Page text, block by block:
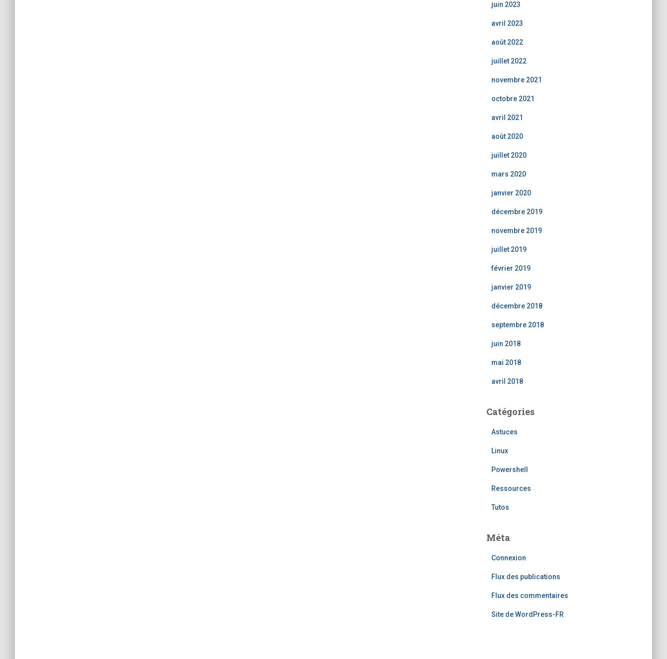
juin 2023
avril 2023
août 2022
juillet 2022
novembre 2021
octobre 2021
avril 2021
août 2020
juillet 2020
mars 2020
janvier 2020
décembre 2019
novembre 2019
juillet 2019
février 2019
janvier 2019
décembre 2018
septembre 2018
juin 2018
mai 2018
avril 2018
Catégories
Astuces
Linux
Powershell
Ressources
Tutos
Méta
Connexion
Flux des publications
Flux des commentaires
Site de WordPress-FR